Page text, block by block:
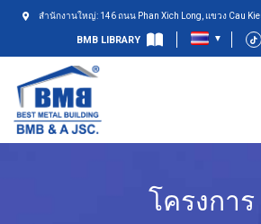
สำนักงานใหญ่: 146 ถนน Phan Xich Long, แขวง Cau
BMB LIBRARY
โครงการ